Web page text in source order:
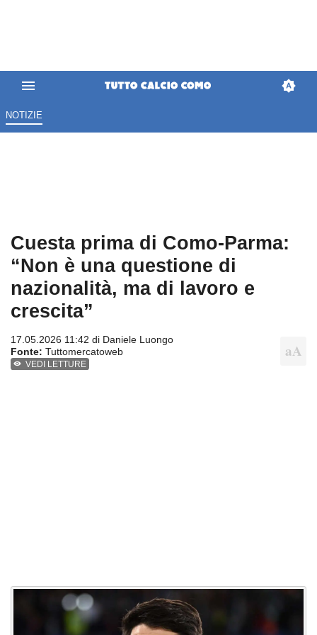
NOTIZIE
Cuesta prima di Como-Parma:
“Non è una questione di
nazionalità, ma di lavoro e
crescita”
17.05.2026 11:42 di Daniele Luongo
Fonte: Tuttomercatoweb
VEDI LETTURE